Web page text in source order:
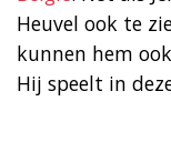
Heuvel ook te
kunnen hem
Hij speelt in